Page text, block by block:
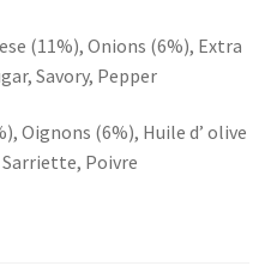
(11%), Onions (6%), Extra
Savory, Pepper
Oignons (6%), Huile d’ olive
Sarriette, Poivre